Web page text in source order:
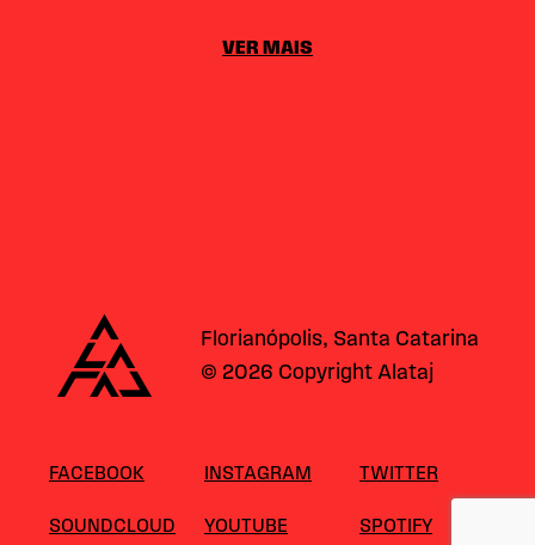
VER MAIS
Alataj
Florianópolis, Santa Catarina
© 2026 Copyright Alataj
FACEBOOK INSTAGRAM TWITTER
SOUNDCLOUD YOUTUBE SPOTIFY